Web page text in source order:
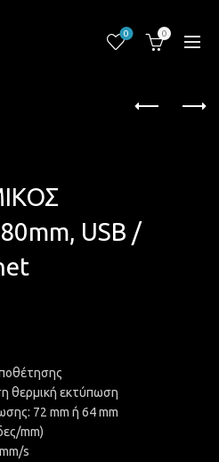
0 0
USB /
θερμική εκτύπωση
72 mm ή 64 mm
mm)
s